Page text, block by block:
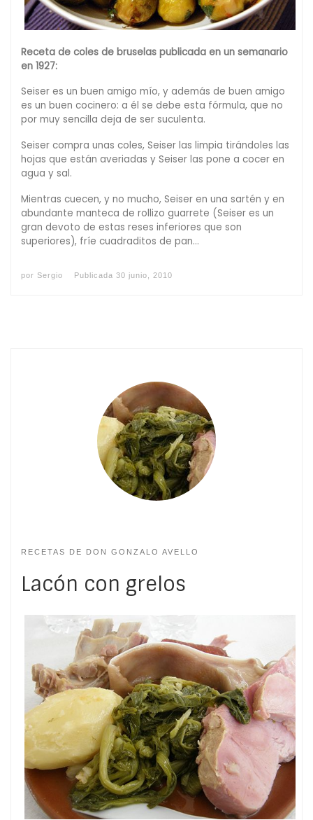
Receta de coles de bruselas publicada en un semanario
en 1927:
Seiser es un buen amigo mío, y además de buen amigo
es un buen cocinero: a él se debe esta fórmula, que no
por muy sencilla deja de ser suculenta.
Seiser compra unas coles, Seiser las limpia tirándoles las
hojas que están averiadas y Seiser las pone a cocer en
agua y sal.
Mientras cuecen, y no mucho, Seiser en una sartén y en
abundante manteca de rollizo guarrete (Seiser es un
gran devoto de estas reses inferiores que son
superiores), fríe cuadraditos de pan…
por Sergio Publicada 30 junio, 2010
RECETAS DE DON GONZALO AVELLO
Lacón con grelos